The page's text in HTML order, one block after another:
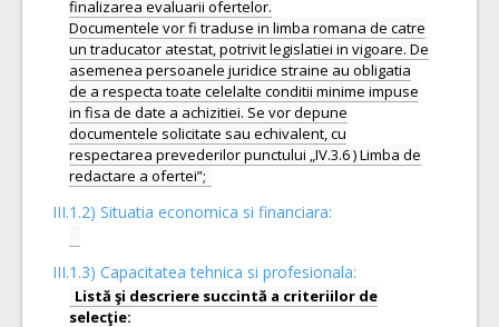
finalizarea evaluarii ofertelor.
Documentele vor fi traduse in limba romana de catre
un traducator atestat, potrivit legislatiei in vigoare. De
asemenea persoanele juridice straine au obligatia
de a respecta toate celelalte conditii minime impuse
in fisa de date a achizitiei. Se vor depune
documentele solicitate sau echivalent, cu
respectarea prevederilor punctului „IV.3.6 ) Limba de
III.1.2) Situatia economica si financiara:
III.1.3) Capacitatea tehnica si profesionala:
Listă şi descriere succintă a criteriilor de